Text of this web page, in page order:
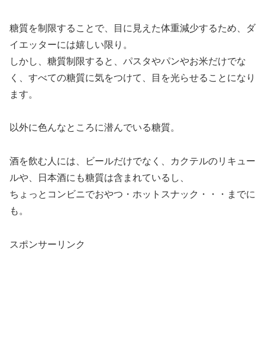
糖質を制限することで、目に見えた体重減少するため、ダ
イエッターには嬉しい限り。
しかし、糖質制限すると、パスタやパンやお米だけでな
く、すべての糖質に気をつけて、目を光らせることになり
ます。
以外に色んなところに潜んでいる糖質。
酒を飲む人には、ビールだけでなく、カクテルのリキュー
ルや、日本酒にも糖質は含まれているし、
ちょっとコンビニでおやつ・ホットスナック・・・までに
も。
スポンサーリンク